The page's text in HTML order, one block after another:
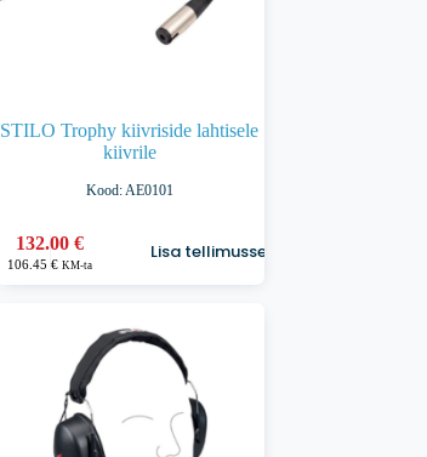
STILO Trophy kiivriside lahtisele
kiivrile
Kood: AE0101
132.00€
106.45€ KM-ta
Lisa tellimusse